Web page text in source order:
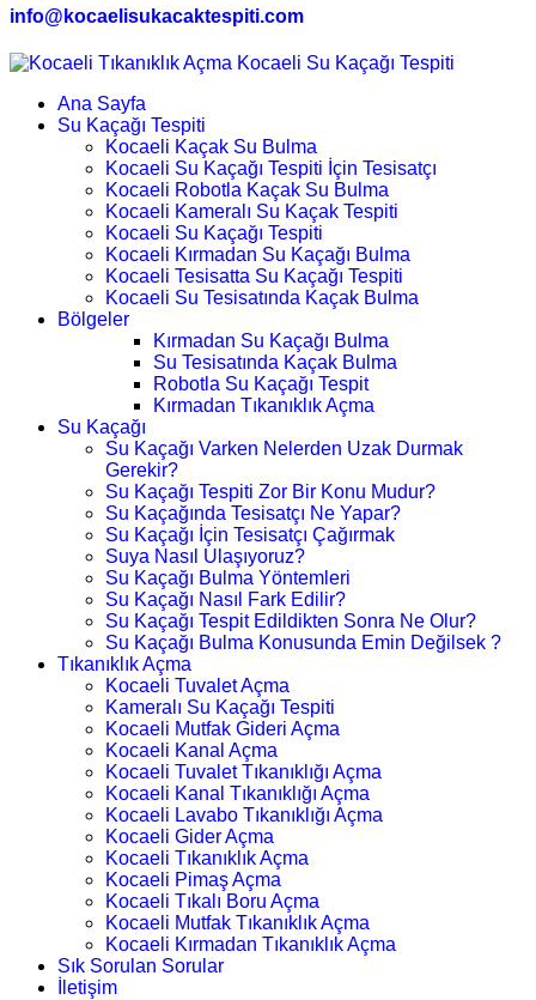
info@kocaelisukacaktespiti.com
Ana Sayfa
Su Kaçağı Tespiti
Kocaeli Kaçak Su Bulma
Kocaeli Su Kaçağı Tespiti İçin Tesisatçı
Kocaeli Robotla Kaçak Su Bulma
Kocaeli Kameralı Su Kaçak Tespiti
Kocaeli Su Kaçağı Tespiti
Kocaeli Kırmadan Su Kaçağı Bulma
Kocaeli Tesisatta Su Kaçağı Tespiti
Kocaeli Su Tesisatında Kaçak Bulma
Bölgeler
Kırmadan Su Kaçağı Bulma
Su Tesisatında Kaçak Bulma
Robotla Su Kaçağı Tespit
Kırmadan Tıkanıklık Açma
Su Kaçağı
Su Kaçağı Varken Nelerden Uzak Durmak
Gerekir?
Su Kaçağı Tespiti Zor Bir Konu Mudur?
Su Kaçağında Tesisatçı Ne Yapar?
Su Kaçağı İçin Tesisatçı Çağırmak
Suya Nasıl Ulaşıyoruz?
Su Kaçağı Bulma Yöntemleri
Su Kaçağı Nasıl Fark Edilir?
Su Kaçağı Tespit Edildikten Sonra Ne Olur?
Su Kaçağı Bulma Konusunda Emin Değilsek ?
Tıkanıklık Açma
Kocaeli Tuvalet Açma
Kameralı Su Kaçağı Tespiti
Kocaeli Mutfak Gideri Açma
Kocaeli Kanal Açma
Kocaeli Tuvalet Tıkanıklığı Açma
Kocaeli Kanal Tıkanıklığı Açma
Kocaeli Lavabo Tıkanıklığı Açma
Kocaeli Gider Açma
Kocaeli Tıkanıklık Açma
Kocaeli Pimaş Açma
Kocaeli Tıkalı Boru Açma
Kocaeli Mutfak Tıkanıklık Açma
Kocaeli Kırmadan Tıkanıklık Açma
Sık Sorulan Sorular
İletişim